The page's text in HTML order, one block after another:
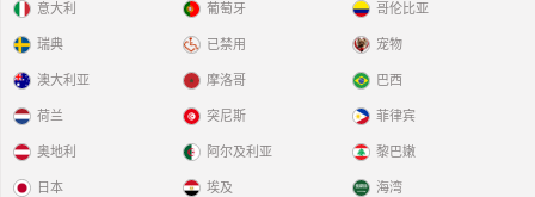
意大利
瑞典
葡萄牙
已禁用
哥伦比亚
宠物
澳大利亚
荷兰
奥地利
日本
摩洛哥
突尼斯
阿尔及利亚
埃及
巴西
菲律宾
黎巴嫩
海湾